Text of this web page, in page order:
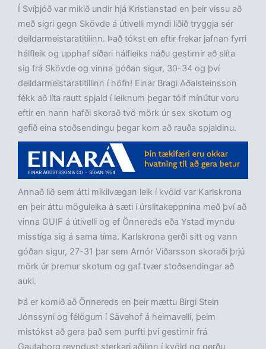
Í Svíþjóð var mikið undir hjá Kristianstad en þeir vissu að
með sigri gegn Skövde á útivelli myndi liðið tryggja sér
deildarmeistaratitilinn. Það tókst en eftir frekar jafnan fyrri
hálfleik og upphaf síðari hálfleiks náðu gestirnir að slíta
sig frá Skövde og vinna góðan sigur, 30-34 og því
deildarmeistaratitillinn í höfn! Einar Bragi Aðalsteinsson
fékk að líta rautt spjald í leiknum þegar tólf mínútur voru
eftir en hann hafði skorað tvö mörk úr sex skotum og
gefið eina stoðsendingu þegar kom að rauða spjaldinu.
Annað lið sem átti mikilvægan leik í kvöld var Karlskrona
en þeir áttu möguleika á sæti í úrslitakeppnina með því að
vinna GUIF á útivelli og ef Önnereds eða Ystad myndu
misstíga sig á sama tíma. Karlskrona gerði sitt og vann
góðan sigur, 27-31 þar sem Arnór Viðarsson skoraði þrjú
mörk úr þremur skotum og gaf tvær stoðsendingar að
auki.
Þá er komið að Önnereds en þeir mættu Birgi Stein
Jónssyni og félögum í Sävehof á heimavelli, þeim
mistókst að gera það sem þurfti því gestirnir frá
Gautaborg reyndust sterkari aðilinn í kvöld og gerðu